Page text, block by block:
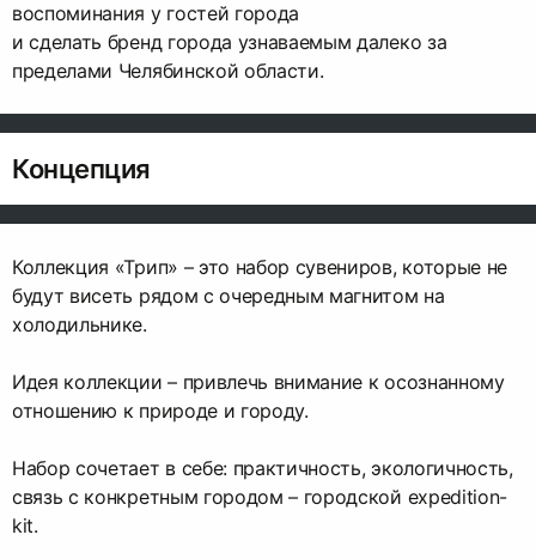
воспоминания у гостей города
и сделать бренд города узнаваемым далеко за
пределами Челябинской области.
Концепция
Коллекция «Трип» – это набор сувениров, которые не
будут висеть рядом с очередным магнитом на
холодильнике.
Идея коллекции – привлечь внимание к осознанному
отношению к природе и городу.
Набор сочетает в себе: практичность, экологичность,
связь с конкретным городом – городской expedition-
kit.